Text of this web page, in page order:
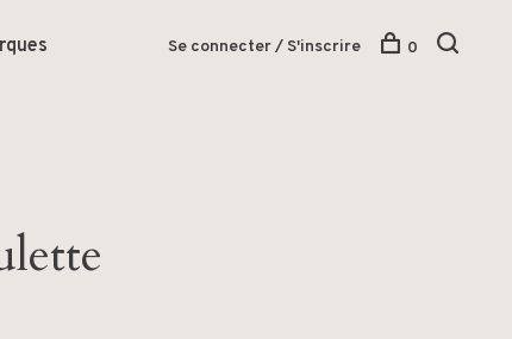
Se connecter / S'inscrire 0